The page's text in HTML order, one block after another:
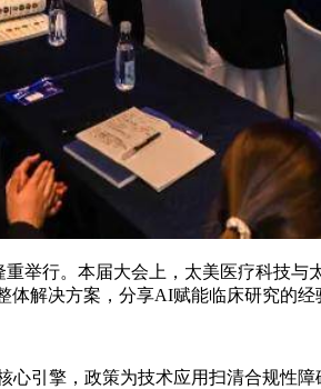
举行。本届大会上，太美医疗科技
解决方案，分享AI赋能临床研究的经
心引擎，政策为技术应用扫清合规性